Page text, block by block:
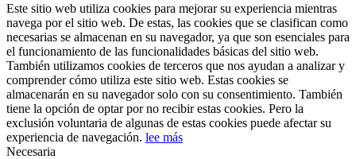
Este sitio web utiliza cookies para mejorar su experiencia mientras
navega por el sitio web. De estas, las cookies que se clasifican como
necesarias se almacenan en su navegador, ya que son esenciales para
el funcionamiento de las funcionalidades básicas del sitio web.
También utilizamos cookies de terceros que nos ayudan a analizar y
comprender cómo utiliza este sitio web. Estas cookies se
almacenarán en su navegador solo con su consentimiento. También
tiene la opción de optar por no recibir estas cookies. Pero la
exclusión voluntaria de algunas de estas cookies puede afectar su
experiencia de navegación. lee más
Necesaria